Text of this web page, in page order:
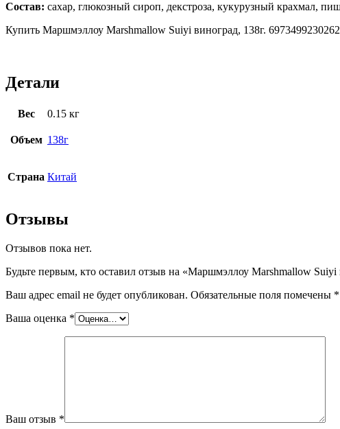
Состав: сахар, глюкозный сироп, декстроза, кукурузный крахмал,
Купить Маршмэллоу Marshmallow Suiyi виноград, 138г.
Детали
Вес 0.15 кг
Объем 138г
Страна Китай
Отзывы
Отзывов пока нет.
Будьте первым, кто оставил отзыв на «Маршмэллоу Marshmallow Suiyi
Ваш адрес email не будет опубликован. Обязательные поля помечены *
Ваша оценка *
Ваш отзыв *